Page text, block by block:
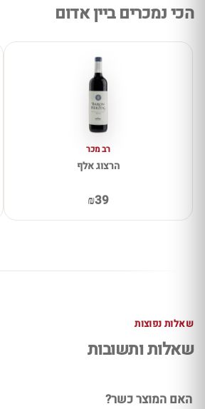
הכי נמכרים ביין אדום
רב מכר
הרצוג אלף
₪39
שאלות נפוצות
שאלות ותשובות
האם המוצר כשר?